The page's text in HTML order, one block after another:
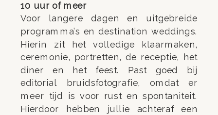
10 uur of meer
Voor langere dagen en uitgebreide
programma’s en destination weddings.
Hierin zit het volledige klaarmaken,
ceremonie, portretten, de receptie, het
diner en het feest. Past goed bij
editorial bruidsfotografie, omdat er
meer tijd is voor rust en spontaniteit.
Hierdoor hebben jullie achteraf een